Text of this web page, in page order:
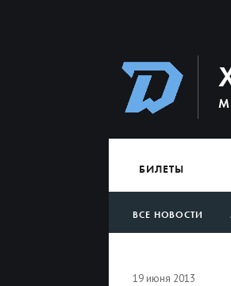
БИЛЕТЫ
ВСЕ НОВОСТИ
19 июня 2013